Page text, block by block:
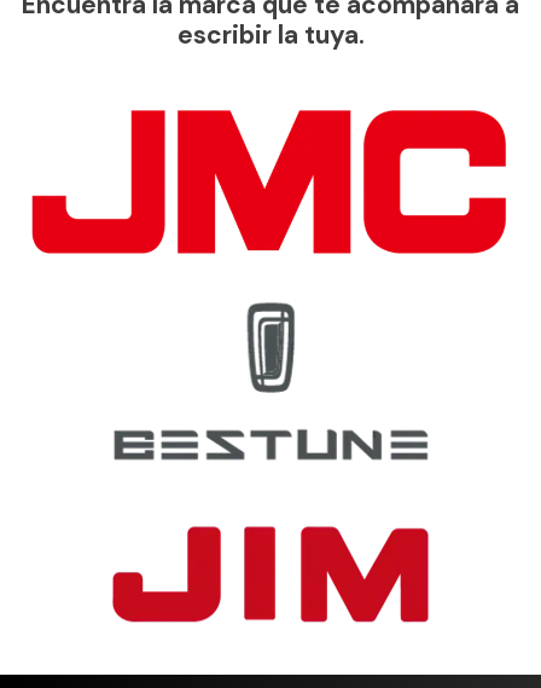
escribir la tuya.